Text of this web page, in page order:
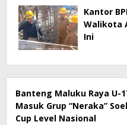
Kantor
Walikota
Ini
Banteng Maluku Raya U-
Masuk Grup “Neraka”
Cup Level Nasional